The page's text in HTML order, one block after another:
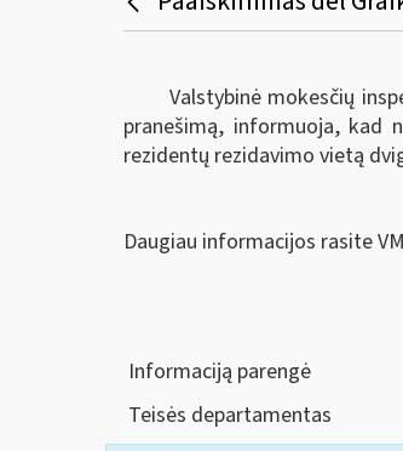
Valstybinė mokesčių
pranešimą, informuoja, kad
rezidentų rezidavimo vietą
Daugiau informacijos rasite
Informaciją parengė
Teisės departamentas